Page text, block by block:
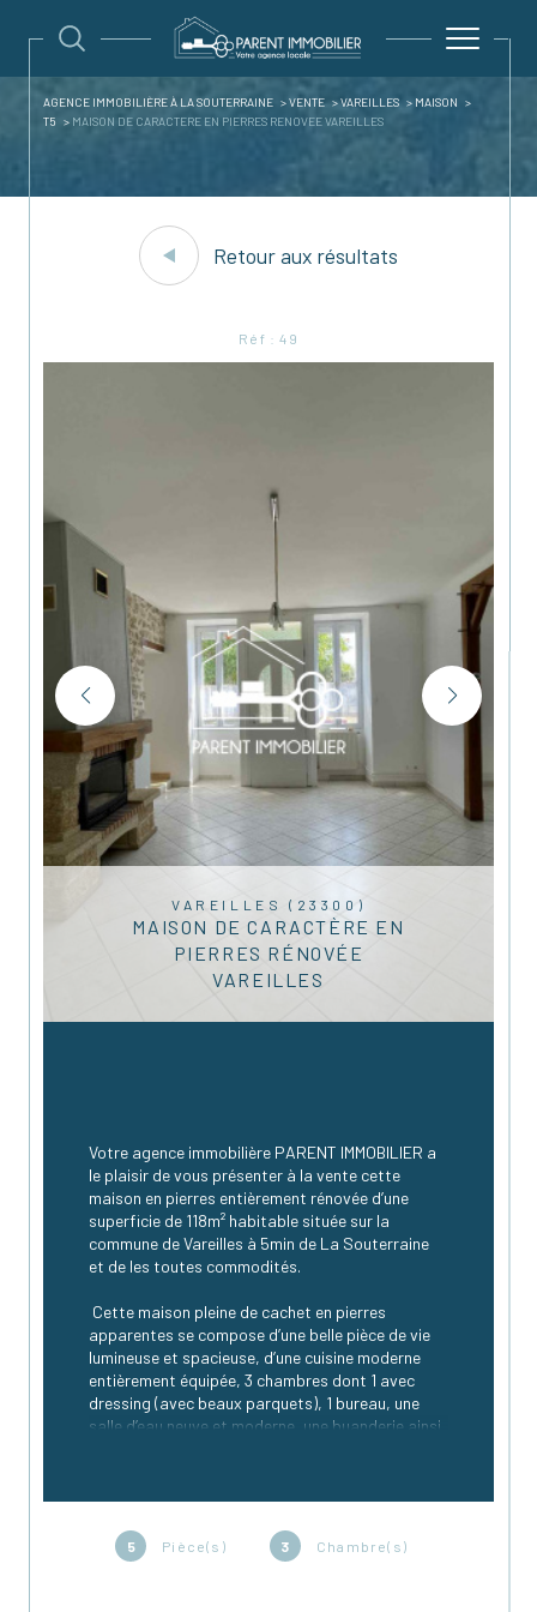
AGENCE IMMOBILIÈRE À LA SOUTERRAINE VENTE VAREILLES
MAISON
T5
MAISON DE CARACTERE EN PIERRES RENOVEE VAREILLES
Retour aux résultats
Réf : 49
VAREILLES (23300)
MAISON DE CARACTÈRE EN
PIERRES RÉNOVÉE
VAREILLES
5 Pièce(s) 3 Chambre(s)
Votre agence immobilière PARENT IMMOBILIER a
le plaisir de vous présenter à la vente cette
maison en pierres entièrement rénovée d’une
superficie de 118m² habitable située sur la
commune de Vareilles à 5min de La Souterraine
et de les toutes commodités.
apparentes se compose d’une belle pièce de vie
lumineuse et spacieuse, d’une cuisine moderne
entièrement équipée, 3 chambres dont 1 avec
dressing (avec beaux parquets), 1 bureau, une
salle d’eau neuve et moderne, une buanderie ainsi
Ce bien est relié au tout à l’égout.
Cette propriété dispose de dépendances.